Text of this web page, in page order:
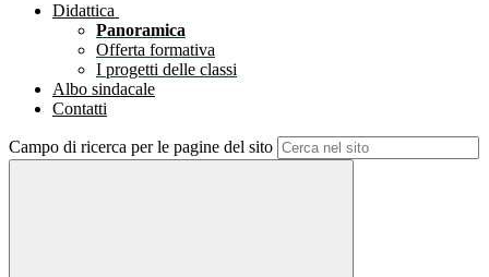
Didattica
Panoramica
Offerta formativa
I progetti delle classi
Albo sindacale
Contatti
Campo di ricerca per le pagine del sito